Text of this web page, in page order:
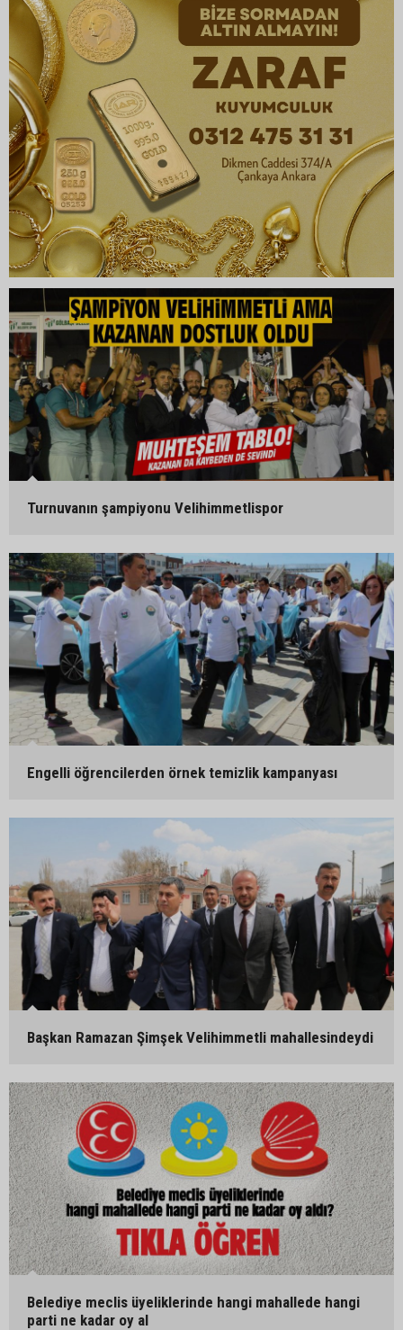
Turnuvanın şampiyonu Velihimmetlispor
Engelli öğrencilerden örnek temizlik kampanyası
Başkan Ramazan Şimşek Velihimmetli mahallesindeydi
Belediye meclis üyeliklerinde hangi mahallede hangi
parti ne kadar oy al